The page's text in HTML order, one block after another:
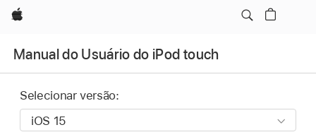
Apple
Manual do Usuário do iPod touch
Selecionar versão: